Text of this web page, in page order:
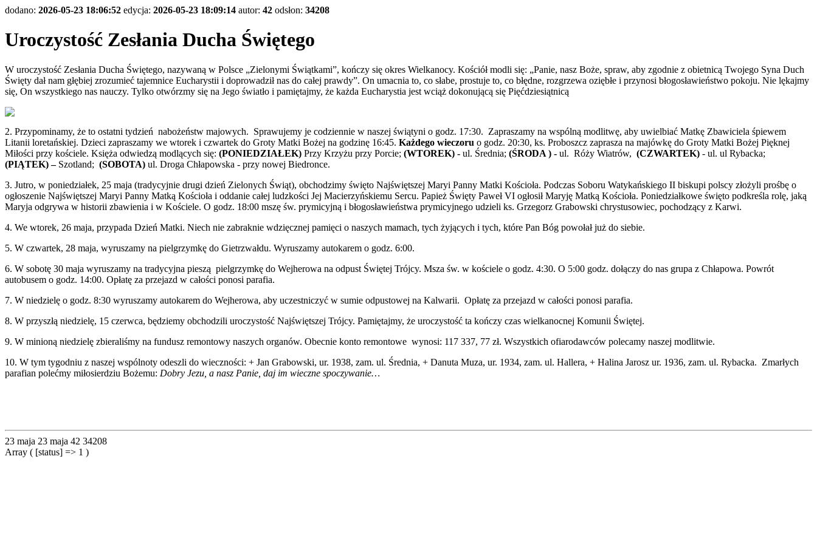
dodano: 2026-05-23 18:06:52 edycja: 2026-05-23 18:09:14 autor: 42 odsłon: 34208
Uroczystość Zesłania Ducha Świętego
W uroczystość Zesłania Ducha Świętego, nazywaną w Polsce „Zielonymi Świątkami”, kończy się okres Wielkanocy. Kościół modli się: „Panie, nasz Boże, spraw, aby zgodnie z obietnicą Twojego Syna Duch
Święty dał nam głębiej zrozumieć tajemnice Eucharystii i doprowadził nas do całej prawdy”. On umacnia to, co słabe, prostuje to, co błędne, rozgrzewa oziębłe i przynosi błogosławieństwo pokoju. Nie lękajmy
się, On wszystkiego nas nauczy. Tylko otwórzmy się na Jego światło i pamiętajmy, że każda Eucharystia jest wciąż dokonującą się Pięćdziesiątnicą
2. Przypominamy, że to ostatni tydzień nabożeństw majowych. Sprawujemy je codziennie w naszej świątyni o godz. 17:30. Zapraszamy na wspólną modlitwę, aby uwielbiać Matkę Zbawiciela śpiewem
Litanii loretańskiej. Dzieci zapraszamy we wtorek i czwartek do Groty Matki Bożej na godzinę 16:45. Każdego wieczoru o godz. 20:30, ks. Proboszcz zaprasza na majówkę do Groty Matki Bożej Pięknej
Miłości przy kościele. Księża odwiedzą modlących się: (PONIEDZIAŁEK) Przy Krzyżu przy Porcie; (WTOREK) - ul. Średnia; (ŚRODA ) - ul. Róży Wiatrów, (CZWARTEK) - ul. ul Rybacka;
(PIĄTEK) –Szotland; (SOBOTA) ul. Droga Chłapowska - przy nowej Biedronce.
3. Jutro, w poniedziałek, 25 maja (tradycyjnie drugi dzień Zielonych Świąt), obchodzimy święto Najświętszej Maryi Panny Matki Kościoła. Podczas Soboru Watykańskiego II biskupi polscy złożyli prośbę o
ogłoszenie Najświętszej Maryi Panny Matką Kościoła i oddanie całej ludzkości Jej Macierzyńskiemu Sercu. Papież Święty Paweł VI ogłosił Maryję Matką Kościoła. Poniedziałkowe święto podkreśla rolę, jaką
Maryja odgrywa w historii zbawienia i w Kościele. O godz. 18:00 mszę św. prymicyjną i błogosławieństwa prymicyjnego udzieli ks. Grzegorz Grabowski chrystusowiec, pochodzący z Karwi.
4. We wtorek, 26 maja, przypada Dzień Matki. Niech nie zabraknie wdzięcznej pamięci o naszych mamach, tych żyjących i tych, które Pan Bóg powołał już do siebie.
5. W czwartek, 28 maja, wyruszamy na pielgrzymkę do Gietrzwałdu. Wyruszamy autokarem o godz. 6:00.
6. W sobotę 30 maja wyruszamy na tradycyjna pieszą pielgrzymkę do Wejherowa na odpust Świętej Trójcy. Msza św. w kościele o godz. 4:30. O 5:00 godz. dołączy do nas grupa z Chłapowa. Powrót
autobusem o godz. 14:00. Opłatę za przejazd w całości ponosi parafia.
7. W niedzielę o godz. 8:30 wyruszamy autokarem do Wejherowa, aby uczestniczyć w sumie odpustowej na Kalwarii. Opłatę za przejazd w całości ponosi parafia.
8. W przyszłą niedzielę, 15 czerwca, będziemy obchodzili uroczystość Najświętszej Trójcy. Pamiętajmy, że uroczystość ta kończy czas wielkanocnej Komunii Świętej.
9. W minioną niedzielę zbieraliśmy na fundusz remontowy naszych organów. Obecnie konto remontowe wynosi: 117 337, 77 zł. Wszystkich ofiarodawców polecamy naszej modlitwie.
10. W tym tygodniu z naszej wspólnoty odeszli do wieczności: + Jan Grabowski, ur. 1938, zam. ul. Średnia, + Danuta Muza, ur. 1934, zam. ul. Hallera, + Halina Jarosz ur. 1936, zam. ul. Rybacka. Zmarłych
parafian polećmy miłosierdziu Bożemu: Dobry Jezu, a nasz Panie, daj im wieczne spoczywanie…
23 maja 23 maja 42 34208
Array ( [status] => 1 )